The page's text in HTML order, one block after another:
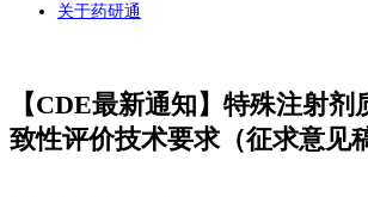
关于药研通
【CDE最新通知】特殊注射剂
致性评价技术要求（征求意见